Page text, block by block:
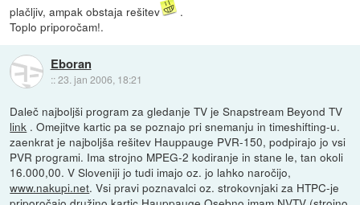
plačljiv, ampak obstaja rešitev
.
Toplo priporočam!.
Eboran
::23. jan 2006, 18:21
Daleč najboljši program za gledanje TV je Snapstream Beyond TV
link . Omejitve kartic pa se poznajo pri snemanju in timeshifting-u.
zaenkrat je najboljša rešitev Hauppauge PVR-150, podpirajo jo vsi
PVR programi. Ima strojno MPEG-2 kodiranje in stane le, tan okoli
16.000,00. V Sloveniji jo tudi imajo oz. jo lahko naročijo,
www.nakupi.net. Vsi pravi poznavalci oz. strokovnjaki za HTPC-je